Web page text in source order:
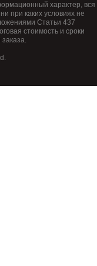
характер, вся
при каких условиях не
Статьи 437
стоимость и сроки